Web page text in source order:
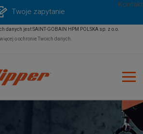
Kontakt
Twoje zapytanie
danych jest SAINT-GOBAIN HPM POLSKA sp. z o.o.
o ochronie Twoich danych.